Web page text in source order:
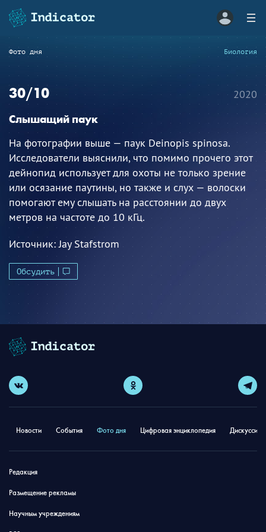
Фото дня Биология
30/10
Слышащий паук
На фотографии выше — паук Deinopis spinosa.
Исследователи выяснили, что помимо прочего этот
дейнопид использует для охоты не только зрение
или осязание паутины, но также и слух — волоски
помогают ему слышать на расстоянии до двух
метров на частоте до 10 кГц.
Источник:Jay Stafstrom
Обсудить
2020
Новости События Фото дня Цифровая энциклопедия
Редакция
Размещение рекламы
Научным учреждениям